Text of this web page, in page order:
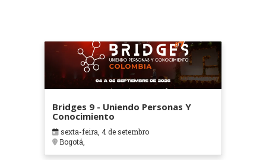
Bridges 9 - Uniendo Personas Y
Conocimiento
sexta-feira, 4 de setembro
Bogotá,